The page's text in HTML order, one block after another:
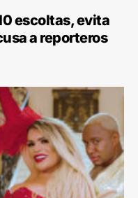
escoltas, evita
a reporteros